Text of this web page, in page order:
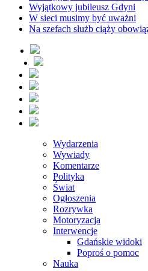
Wyjątkowy jubileusz Gdyni
W sieci musimy być uważni
Na szefach służb ciąży
Wydarzenia
Wywiady
Komentarze
Polityka
Świat
Ogłoszenia
Rozrywka
Motoryzacja
Interwencje
Gdańskie widoki
Poproś o pomoc
Nauka